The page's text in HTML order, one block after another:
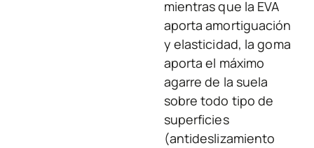
mientras que la EVA
aporta amortiguación
y elasticidad, la goma
aporta el máximo
agarre de la suela
sobre todo tipo de
superficies
(antideslizamiento